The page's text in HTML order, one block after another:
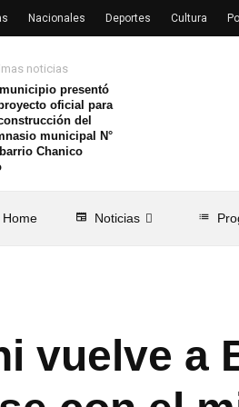
Home newspaper Noticias list
noticias
presentó
oficial para
del
municipal N°
Chanico
Nacionales Deportes Cultura
vuelve a